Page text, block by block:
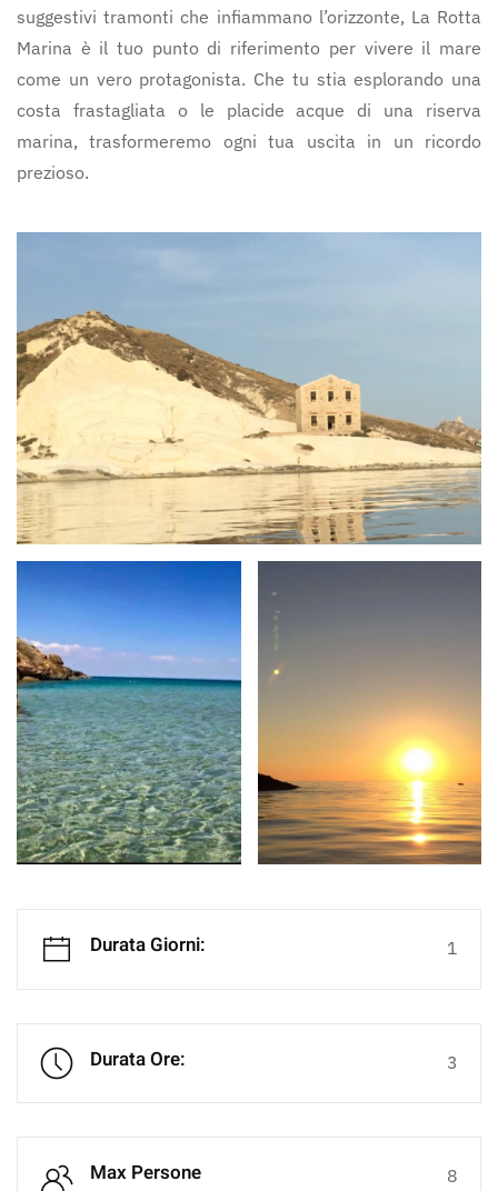
suggestivi tramonti che infiammano l’orizzonte, La Rotta
Marina è il tuo punto di riferimento per vivere il mare
come un vero protagonista. Che tu stia esplorando una
costa frastagliata o le placide acque di una riserva
marina, trasformeremo ogni tua uscita in un ricordo
prezioso.
Durata Giorni: 1
Durata Ore: 3
Max Persone 8